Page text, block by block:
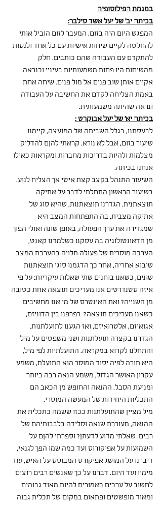
במגמת הפילוסופיה
בכיתה יב' של יעל אשד סילבר:
המפגש היום היה בזום. המעבר לזום הוביל אותי
להחלטה לקיים שיחות אישיות עם כל אחד ולנסות
להתקדם עם העבודה שהם כותבים. חלק
מהשיחות היו פחות משמעותיות בעיניי וכנראה
אקיים אותן שוב פנים אל מול פנים. שיחה אחת
באמת הצליחה לקדם את החשיבה על העבודה
ונראה שהיתה משמעותית.
בכיתה יא' של יעל אבוקרט :
לבעסתנו, בגלל השביתה של המועצה, קיימנו
שיעור בזום, אבל לא נורא. קראתי להןם להדליק
מצלמות ולהיות בדריכות מחברות ומקראות כאילו
אנחנו בכיתה.
השיעור התנהל בקצב קצת איטי אך הצליח לנוע.
בשיעור הראשון התחלתי לדבר על אתיקה
תוצאתנית. הגדרנו תוצאתנות, שהיא סוג של
אתיקה מצבית, בה התפתחות המצב היא
שמגדירה את ערך הפעולה, באופן שונה ואולי הפוך
מן הדאונטולוגיה בה עסקנו כשלמדנו קאנט,
הערכה מוסרית של פעולה תלויה בהערכת המצב
שיבוא אחריה, אחר כך הדגמנו סוגי תוצאתנות
שונים, כשאנו בוחנים שתי שאלות עיקריות: על פי
איזה סטנדרטים אנו מעריכים תוצאה אחת כטובה
מן השנייה? ואת האינטרס של מי אנו מחשיבים
כשאנו מעריכים תוצאה?  רפרפנו בין הדוניזם,
אגואיזם, אלטרואיזם, ואז הגענו לתועלתנות.
הגדרנו בקצרה תועלתנות ושני משפטים על מיל
והתחלנו לקרוא במקראה. התועלתיות לפי מיל,
היא תורה לפיה יסוד המוסר הוא התועלת, משמע
עקרון האושר הגדול, משמע הנאה רבה ביותר
ומניעת הסבל. ההנאה והחופש מן הכאב הם
התכליות היחידות של המעשה המוסרי.
מיל מציין שהתועלתנות ככזו ששמה כתכלית את
ההנאה, מעוררת שנאה וסלידה בלבבותיהם של
רבים. שאלתי מדוע לדעתן? וספרתי להןם על
השמועות על אפיקורוס ועד כמה שמו הפך לגנאי,
דיברנו על המושג אפיקורס המבוסס על האיש, עוד
מימיו ועד היום. דברנו על כך שאנשים רבים רוצים
לחשוב על ערכים כאמורים להיות מאוד גבוהים
ומאוד מופשטים ופתאום במקום של תכלית גבוה